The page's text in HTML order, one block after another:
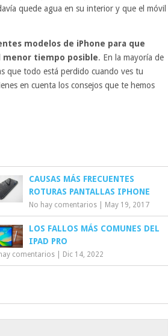
quede agua en su interior y que el móvil
modelos de iPhone para que
menor tiempo posible. En la mayoría de
que todo está perdido cuando ves tu
en cuenta los consejos que te hemos
CAUSAS MÁS FRECUENTES
ROTURAS PANTALLAS IPHONE
No hay comentarios May 19, 2017
LOS FALLOS MÁS COMUNES DEL
IPAD PRO
comentarios Dic 14, 2022